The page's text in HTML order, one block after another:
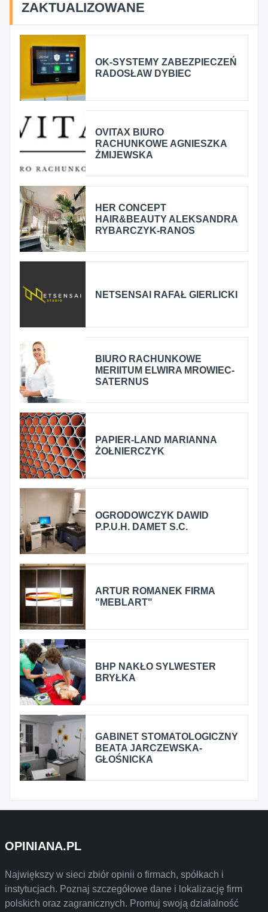
ZAKTUALIZOWANE
OK-SYSTEMY ZABEZPIECZEŃ
RADOSŁAW DYBIEC
OVITAX BIURO
RACHUNKOWE AGNIESZKA
ŻMIJEWSKA
HER CONCEPT
HAIR&BEAUTY ALEKSANDRA
RYBARCZYK-RANOS
NETSENSAI RAFAŁ GIERLICKI
BIURO RACHUNKOWE
MERIITUM ELWIRA MROWIEC-
SATERNUS
PAPIER-LAND MARIANNA
ŻOŁNIERCZYK
OGRODOWCZYK DAWID
P.P.U.H. DAMET S.C.
ARTUR ROMANEK FIRMA
"MEBLART"
BHP NAKŁO SYLWESTER
BRYŁKA
GABINET STOMATOLOGICZNY
BEATA JARCZEWSKA-
GŁOŚNICKA
OPINIANA.PL
Największy w sieci zbiór opinii o firmach, spółkach i
instytucjach. Poznaj szczegółowe dane i lokalizację firm
polskich oraz zagranicznych. Promuj swoją działalność